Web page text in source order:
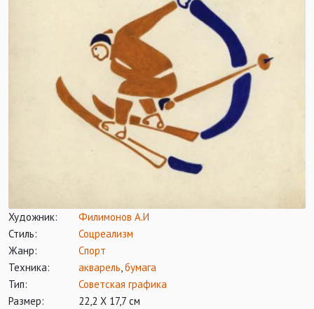
Художник:
Филимонов А.И
Стиль:
Соцреализм
Жанр:
Спорт
Техника:
акварель,бумага
Тип:
Советская графика
Размер:
22,2 Х 17,7 см